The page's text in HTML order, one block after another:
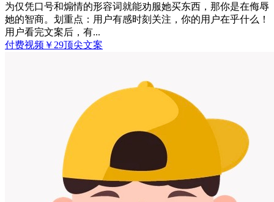
为仅凭口号和煽情的形容词就能劝服她买东西，那你是在侮辱
她的智商。划重点：用户有感时刻关注，你的用户在乎什么！
用户看完文案后，有...
付费视频 ￥ 29顶尖文案